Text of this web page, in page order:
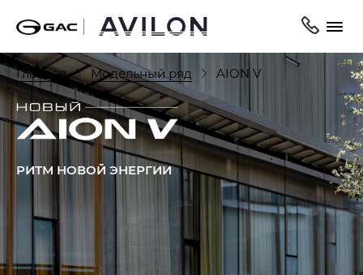
Главная Модельный ряд AION V
РИТМ НОВОЙ ЭНЕРГИИ